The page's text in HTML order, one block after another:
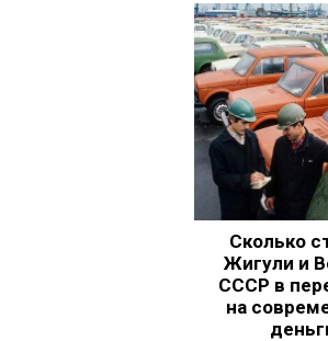
Сколько
Жигули и
СССР в
на